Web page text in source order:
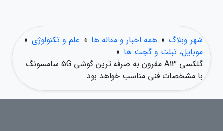
شهر وبلاگ » همه اخبار و مقاله ها » علم و تکنولوژی »
موبایل، تبلت و گجت ها »
گلکسی A13 مقرون به صرفه ترین گوشی 5G سامسونگ
با مشخصات فنی مناسب خواهد بود